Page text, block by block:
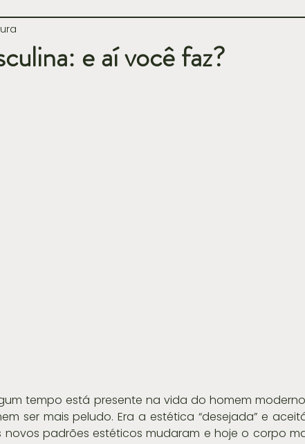
Consultoria de
e aí você faz?
tempo está presente na vida do homem
ser mais peludo. Era a estética “desejada” e
novos padrões estéticos mudaram e hoje o corpo